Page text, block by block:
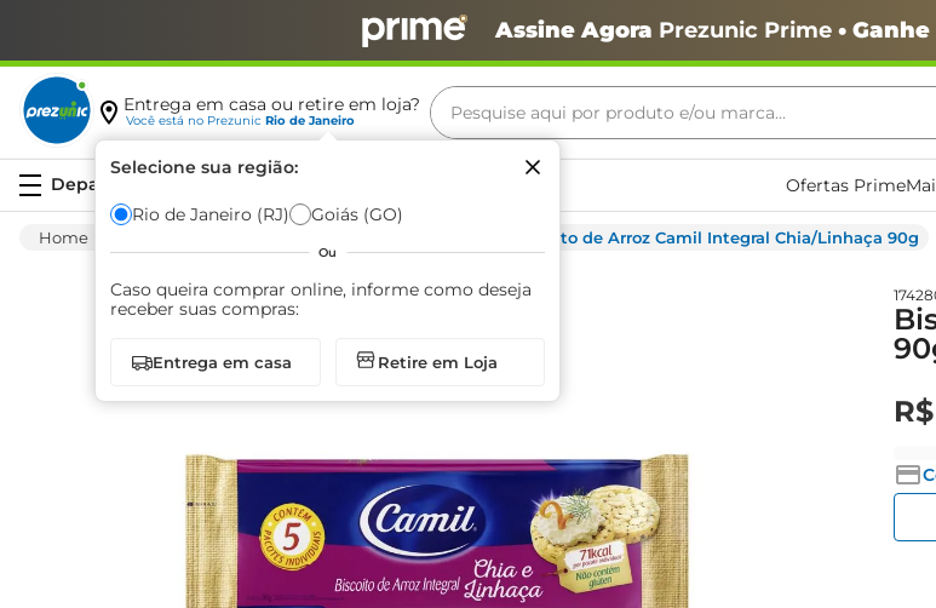
Assine Agora Prezunic Prime•
Entrega em casa ou retire em loja?
Você está no Prezunic Rio de Janeiro
Selecione sua região:
Rio de Janeiro (RJ) Goiás (GO)
Ou
Caso queira comprar online, informe como deseja
receber suas compras:
Entrega em casa Retire em Loja
Pesquise aqui por produto e/ou marca...
Ofertas Prime
Biscoito de Arroz Camil Integral Chia/Linhaça 90g
R$
Termos mais buscados
café
biscoito
arroz
iogurte
papel higiênico
cerveja